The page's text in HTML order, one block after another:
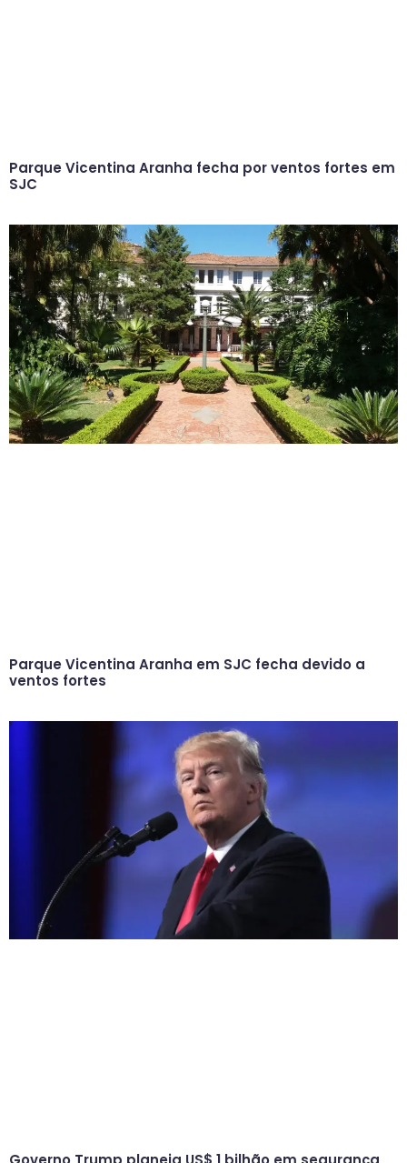
Parque Vicentina Aranha fecha por ventos fortes em
SJC
Parque Vicentina Aranha em SJC fecha devido a
ventos fortes